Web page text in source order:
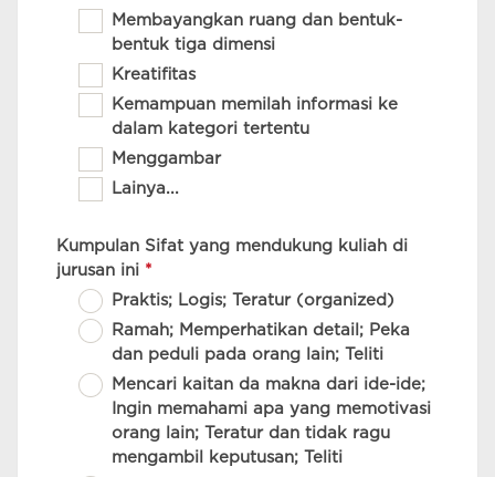
Membayangkan ruang dan bentuk-
bentuk tiga dimensi
Kreatifitas
Kemampuan memilah informasi ke
dalam kategori tertentu
Menggambar
Lainya...
Kumpulan Sifat yang mendukung kuliah di
jurusan ini *
Praktis; Logis; Teratur (organized)
Ramah; Memperhatikan detail; Peka
dan peduli pada orang lain; Teliti
Mencari kaitan da makna dari ide-ide;
Ingin memahami apa yang memotivasi
orang lain; Teratur dan tidak ragu
mengambil keputusan; Teliti